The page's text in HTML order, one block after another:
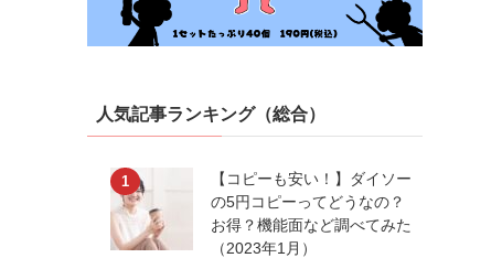
人気記事ランキング（総合）
【コピーも安い！】ダイソー
の5円コピーってどうなの？
お得？機能面など調べてみた
（2023年1月）